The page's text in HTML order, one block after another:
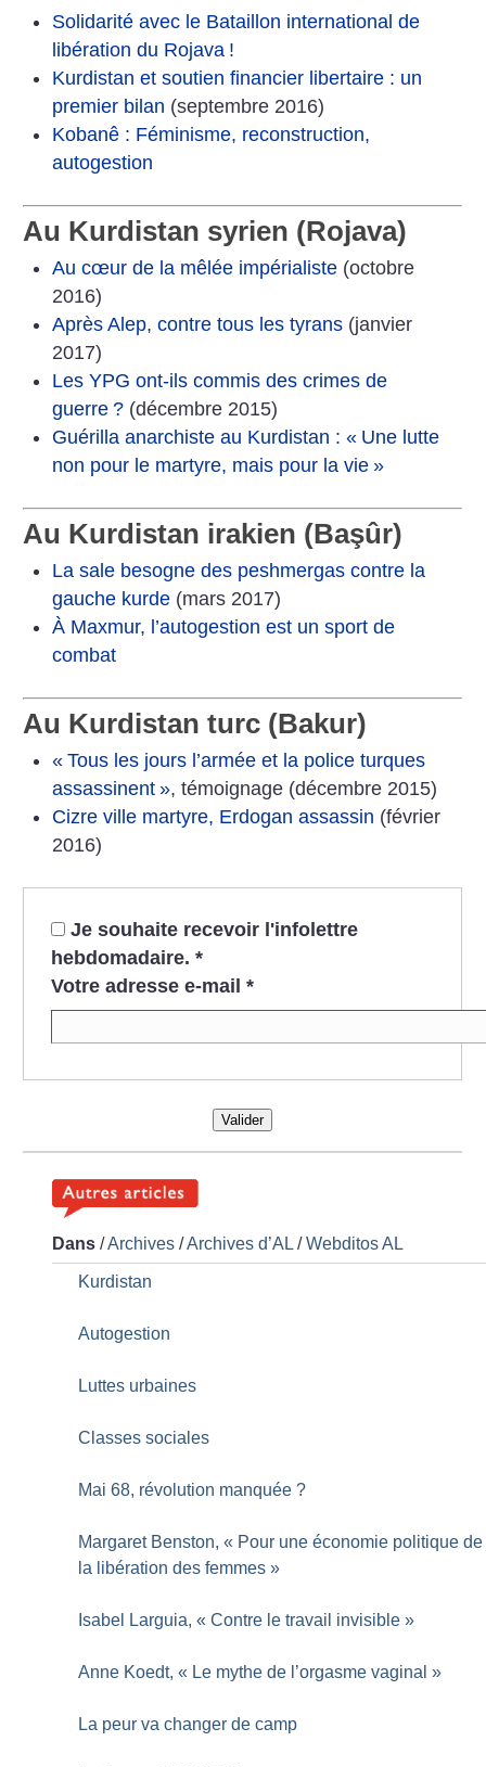
Solidarité avec le Bataillon international de
libération du Rojava !
Kurdistan et soutien financier libertaire : un
premier bilan (septembre 2016)
Kobanê : Féminisme, reconstruction,
autogestion
Au Kurdistan syrien (Rojava)
Au cœur de la mêlée impérialiste(octobre
2016)
Après Alep, contre tous les tyrans(janvier
2017)
Les YPG ont-ils commis des crimes de
guerre ?(décembre 2015)
Guérilla anarchiste au Kurdistan : « Une lutte
non pour le martyre, mais pour la vie »
Au Kurdistan irakien (Başûr)
La sale besogne des peshmergas contre la
gauche kurde(mars 2017)
À Maxmur, l’autogestion est un sport de
combat
Au Kurdistan turc (Bakur)
« Tous les jours l’armée et la police turques
assassinent », témoignage (décembre 2015)
Cizre ville martyre, Erdogan assassin (février
2016)
Je souhaite recevoir l'infolettre
hebdomadaire. *
Votre adresse e-mail *
Valider
Dans /Archives /Archives d’AL /Webditos AL
Kurdistan
Autogestion
Luttes urbaines
Classes sociales
Mai 68, révolution manquée ?
Margaret Benston, « Pour une économie politique de
la libération des femmes »
Isabel Larguia, « Contre le travail invisible »
Anne Koedt, « Le mythe de l’orgasme vaginal »
La peur va changer de camp